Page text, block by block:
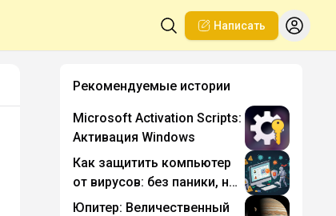
Написать
Рекомендуемые истории
Microsoft Activation Scripts:
Активация Windows
Как защитить компьютер
от вирусов: без паники, но
с бронёй
Юпитер: Величественный